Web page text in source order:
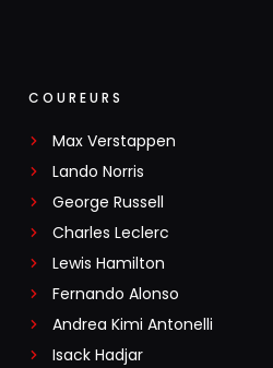
COUREURS
Max Verstappen
Lando Norris
George Russell
Charles Leclerc
Lewis Hamilton
Fernando Alonso
Andrea Kimi Antonelli
Isack Hadjar